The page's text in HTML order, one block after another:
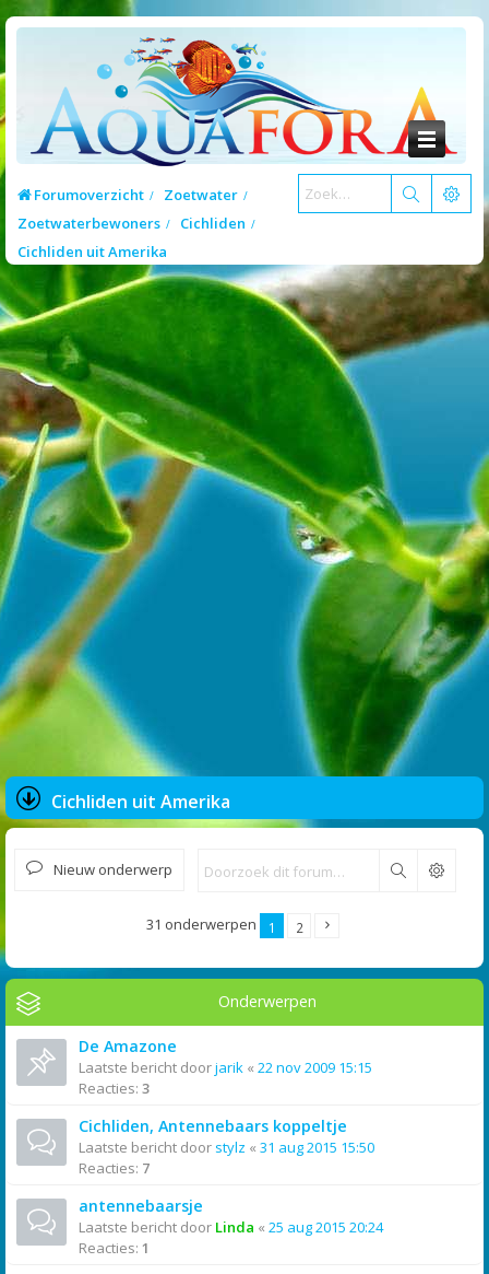
Forumoverzicht
Zoetwater
Zoetwaterbewoners
Cichliden
Cichliden uit Amerika
Cichliden uit Amerika
Nieuw onderwerp Zoek
31 onderwerpen 1 2
Onderwerpen
De Amazone
Laatste bericht doorjarik « 22 nov 2009 15:15
Reacties: 3
Cichliden, Antennebaars koppeltje
Laatste bericht door stylz « 31 aug 2015 15:50
Reacties: 7
antennebaarsje
Laatste bericht door Linda « 25 aug 2015 20:24
Reacties: 1